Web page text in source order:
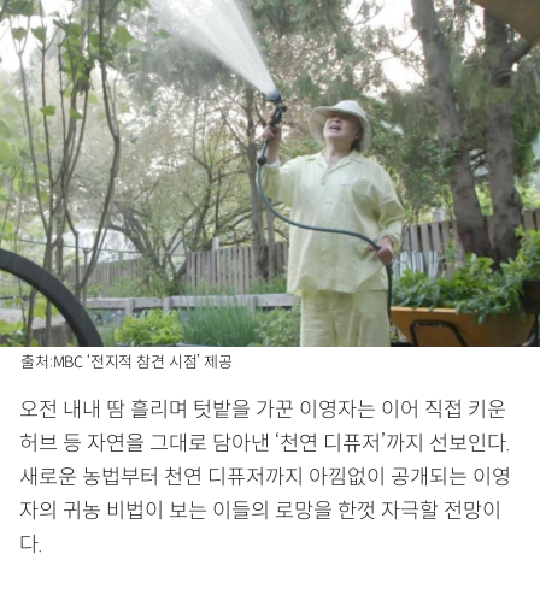
출처:MBC ‘전지적 참견 시점’ 제공
오전 내내 땀 흘리며 텃밭을 가꾼 이영자는 이어 직접 키운
허브 등 자연을 그대로 담아낸 ‘천연 디퓨저’까지 선보인다.
새로운 농법부터 천연 디퓨저까지 아낌없이 공개되는 이영
자의 귀농 비법이 보는 이들의 로망을 한껏 자극할 전망이
다.